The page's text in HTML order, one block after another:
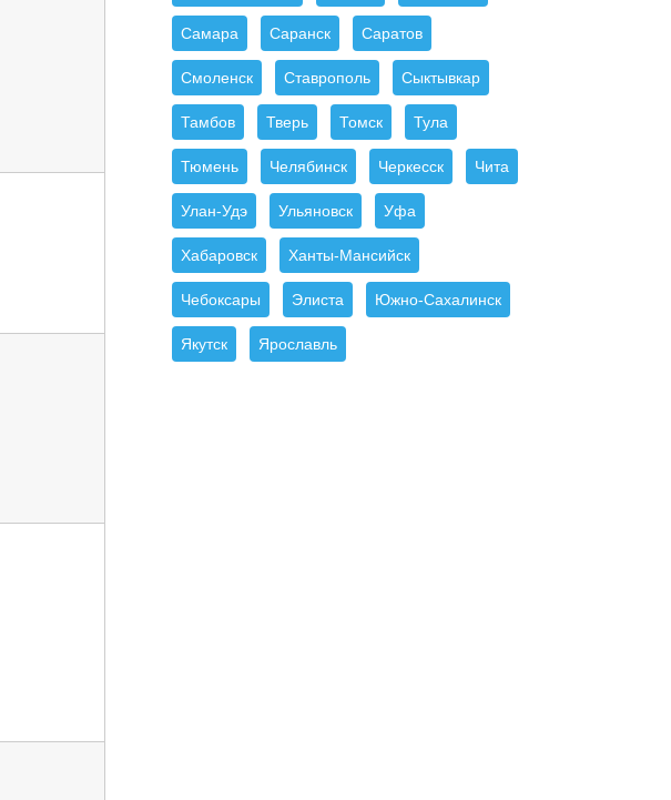
Самара Саранск Саратов
Смоленск Ставрополь Сыктывкар
Тамбов Тверь Томск Тула
Тюмень Челябинск Черкесск Чита
Улан-Удэ Ульяновск Уфа
Хабаровск Ханты-Мансийск
Чебоксары Элиста Южно-Сахалинск
Якутск Ярославль